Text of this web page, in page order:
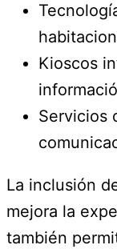
Kioscos
Servicios
La inclusión
mejora la
también